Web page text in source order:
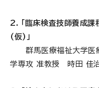
2. 「臨床検査技師養成
(仮)」
群馬医療福祉大学医
学専攻 准教授 時田 佳